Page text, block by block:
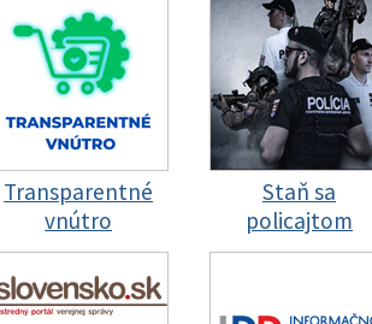
Transparentné
vnútro
Staň sa
policajtom